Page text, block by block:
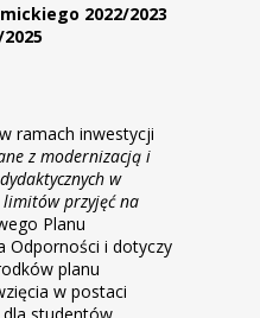
2022/2023
ramach inwestycji
z modernizacją i
w
limitów przyjęć na
Planu
Odporności i dotyczy
planu
w postaci